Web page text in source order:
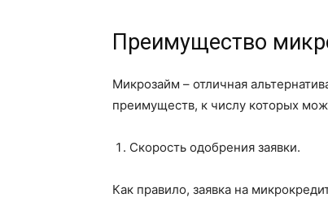
Преимущество
Микрозайм – отличная
преимуществ, к числу которых
Скорость одобрения заявки.
Как правило, заявка на